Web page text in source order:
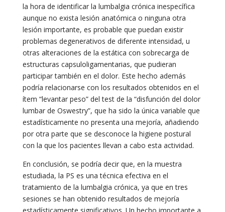
la hora de identificar la lumbalgia crónica inespecífica
aunque no exista lesión anatómica o ninguna otra
lesión importante, es probable que puedan existir
problemas degenerativos de diferente intensidad, u
otras alteraciones de la estática con sobrecarga de
estructuras capsuloligamentarias, que pudieran
participar también en el dolor. Este hecho además
podría relacionarse con los resultados obtenidos en el
ítem “levantar peso” del test de la “disfunción del dolor
lumbar de Oswestry”, que ha sido la única variable que
estadísticamente no presenta una mejoría, añadiendo
por otra parte que se desconoce la higiene postural
con la que los pacientes llevan a cabo esta actividad.
En conclusión, se podría decir que, en la muestra
estudiada, la PS es una técnica efectiva en el
tratamiento de la lumbalgia crónica, ya que en tres
sesiones se han obtenido resultados de mejoría